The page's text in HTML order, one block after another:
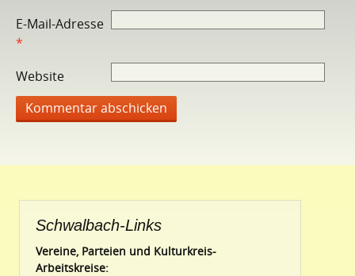
E-Mail-Adresse
*
Website
Schwalbach-Links
Vereine, Parteien und Kulturkreis-
Arbeitskreise: